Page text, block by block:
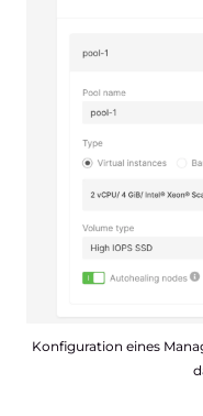
Konfiguration eines